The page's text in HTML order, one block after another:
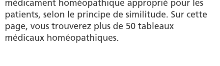
médicament homéopathique approprié pour les
patients, selon le principe de similitude. Sur cette
page, vous trouverez plus de 50 tableaux
médicaux homéopathiques.